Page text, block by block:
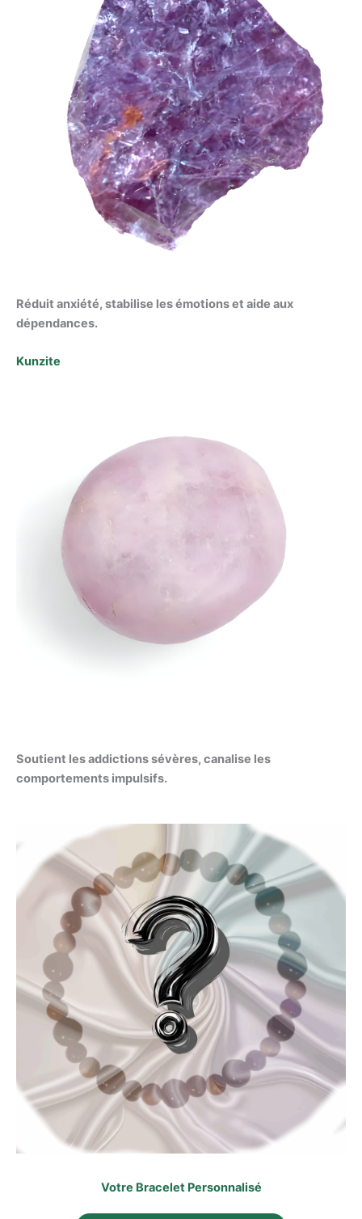
Réduit anxiété, stabilise les émotions et aide aux
dépendances.
Kunzite
Soutient les addictions sévères, canalise les
comportements impulsifs.
Votre Bracelet Personnalisé